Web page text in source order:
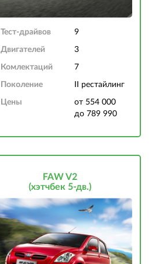
Тест-драйвов 9
Двигателей 3
Комлектаций 7
Поколение II рестайлинг
Цены
от 554 000
до 789 990
FAW V2
(хэтчбек 5-дв.)